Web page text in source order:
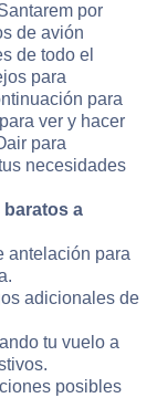
por
de avión
de todo el
para
para
ver y hacer
para
necesidades
a
antelación para
adicionales de
tu vuelo a
posibles